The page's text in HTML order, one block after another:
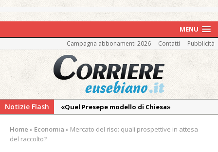
MENU
Campagna abbonamenti 2026 Contatti Pubblicità
Notizie Flash
«Quel Presepe modello di Chiesa»
Ringraziamento: convegno, messa e
Home » Economia » Mercato del riso: quali prospettive in attesa
del raccolto?